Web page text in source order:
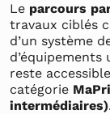
Le parcours
travaux ciblés
d’un système
reste
catégorie
intermédiaires).